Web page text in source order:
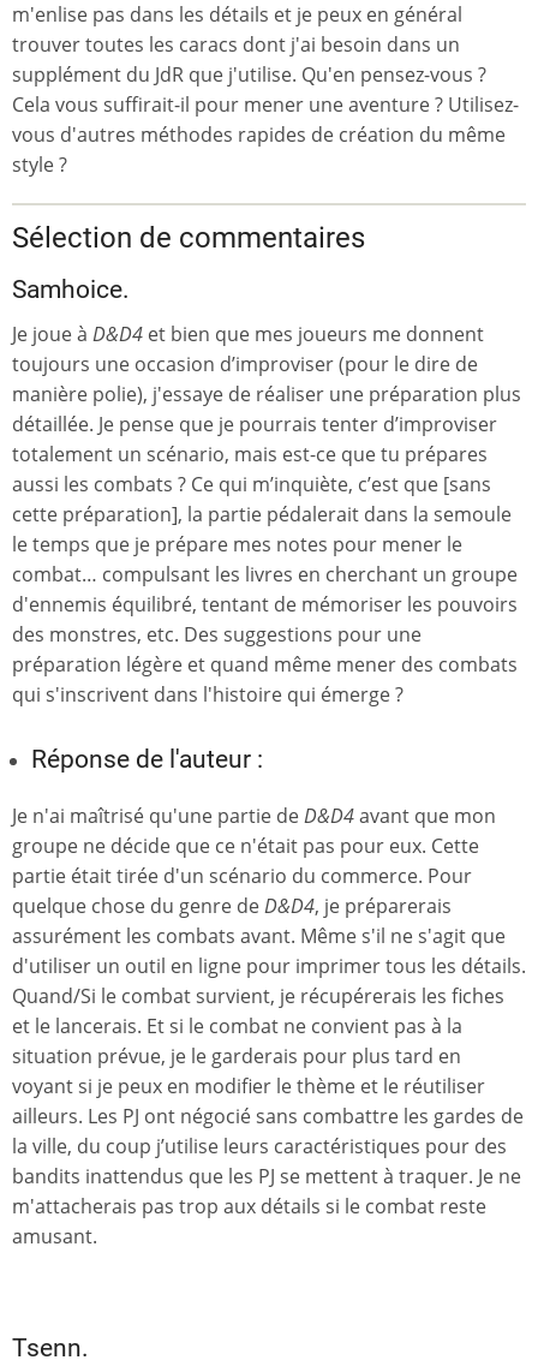
m'enlise pas dans les détails et je peux en général
trouver toutes les caracs dont j'ai besoin dans un
supplément du JdR que j'utilise. Qu'en pensez-vous ?
Cela vous suffirait-il pour mener une aventure ? Utilisez-
vous d'autres méthodes rapides de création du même
style ?
Sélection de commentaires
Samhoice.
Je joue à D&D4 et bien que mes joueurs me donnent
toujours une occasion d’improviser (pour le dire de
manière polie), j'essaye de réaliser une préparation plus
détaillée. Je pense que je pourrais tenter d’improviser
totalement un scénario, mais est-ce que tu prépares
aussi les combats ? Ce qui m’inquiète, c’est que [sans
cette préparation], la partie pédalerait dans la semoule
le temps que je prépare mes notes pour mener le
combat… compulsant les livres en cherchant un groupe
d'ennemis équilibré, tentant de mémoriser les pouvoirs
des monstres, etc. Des suggestions pour une
préparation légère et quand même mener des combats
qui s'inscrivent dans l'histoire qui émerge ?
Réponse de l'auteur :
Je n'ai maîtrisé qu'une partie deD&D4avant que mon
groupe ne décide que ce n'était pas pour eux. Cette
partie était tirée d'un scénario du commerce. Pour
quelque chose du genre deD&D4, je préparerais
assurément les combats avant. Même s'il ne s'agit que
d'utiliser un outil en ligne pour imprimer tous les détails.
Quand/Si le combat survient, je récupérerais les fiches
et le lancerais. Et si le combat ne convient pas à la
situation prévue, je le garderais pour plus tard en
voyant si je peux en modifier le thème et le réutiliser
ailleurs. Les PJ ont négocié sans combattre les gardes de
la ville, du coup j’utilise leurs caractéristiques pour des
bandits inattendus que les PJ se mettent à traquer. Je ne
m'attacherais pas trop aux détails si le combat reste
amusant.
Tsenn.